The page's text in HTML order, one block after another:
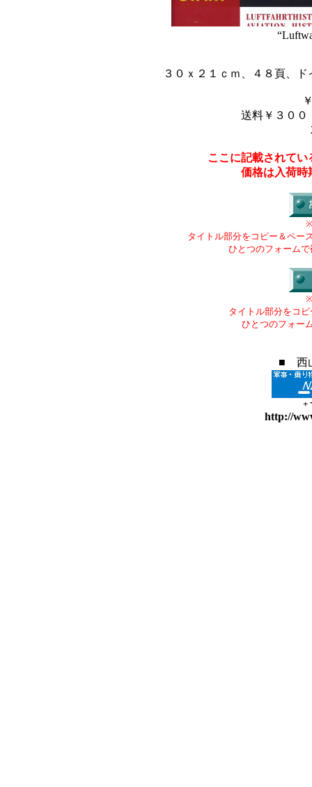
３０ｘ２１ｃｍ、４８頁、
送料￥３００
ここに記載されて
価格は入荷時
タイトル部分をコピー＆ペー
ひとつのフォーム
タイトル部分をコ
ひとつのフォー
■ 西
+
http://